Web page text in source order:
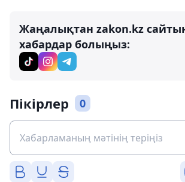
Жаңалықтан zakon.kz
хабардар болыңыз:
Пікірлер 0